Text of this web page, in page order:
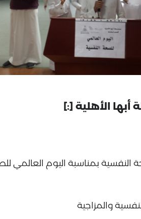
النفسية بمناسبة اليوم العالمي